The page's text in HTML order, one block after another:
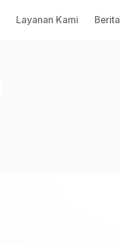
Layanan Kami Berita